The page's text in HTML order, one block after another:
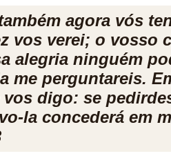
agora vós
vos verei; o vosso
alegria ninguém
me perguntareis.
vos digo: se
la concederá em